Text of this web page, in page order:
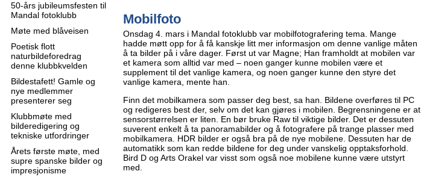
50-års jubileumsfesten til
Mandal fotoklubb
Møte med blåveisen
Poetisk flott
naturbildeforedrag
denne klubbkvelden
Bildestafett! Gamle og
nye medlemmer
presenterer seg
Klubbmøte med
bilderedigering og
tekniske utfordringer
Årets første møte, med
supre spanske bilder og
impresjonisme
Mobilfoto
Onsdag 4. mars i Mandal fotoklubb var mobilfotografering tema. Mange
hadde møtt opp for å få kanskje litt mer informasjon om denne vanlige måten
å ta bilder på i våre dager. Først ut var Magne; Han framholdt at mobilen var
et kamera som alltid var med – noen ganger kunne mobilen være et
supplement til det vanlige kamera, og noen ganger kunne den styre det
vanlige kamera, mente han.
Finn det mobilkamera som passer deg best, sa han. Bildene overføres til PC
og redigeres best der, selv om det kan gjøres i mobilen. Begrensningene er at
sensorstørrelsen er liten. En bør bruke Raw til viktige bilder. Det er dessuten
suverent enkelt å ta panoramabilder og å fotografere på trange plasser med
mobilkamera. HDR bilder er også bra på de nye mobilene. Dessuten har de
automatikk som kan redde bildene for deg under vanskelig opptaksforhold.
Bird D og Arts Orakel var visst som også noe mobilene kunne være utstyrt
med.